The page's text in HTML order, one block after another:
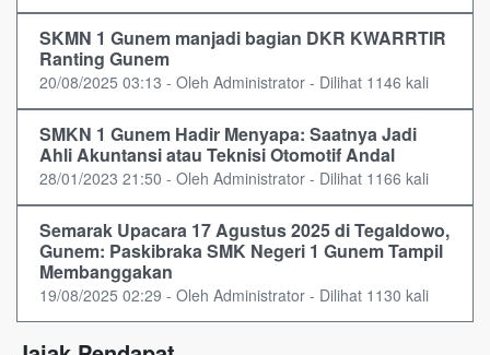
SKMN 1 Gunem manjadi bagian DKR KWARRTIR
Ranting Gunem
20/08/2025 03:13 - Oleh Administrator - Dilihat 1146 kali
SMKN 1 Gunem Hadir Menyapa: Saatnya Jadi
Ahli Akuntansi atau Teknisi Otomotif Andal
28/01/2023 21:50 - Oleh Administrator - Dilihat 1166 kali
Semarak Upacara 17 Agustus 2025 di Tegaldowo,
Gunem: Paskibraka SMK Negeri 1 Gunem Tampil
Membanggakan
19/08/2025 02:29 - Oleh Administrator - Dilihat 1130 kali